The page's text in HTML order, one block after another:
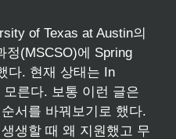
of Texas at Austin의
정(MSCSO)에 Spring
다. 현재 상태는 In
른다. 보통 이런 글은
서를 바꿔보기로 했다.
생할 때 왜 지원했고 무